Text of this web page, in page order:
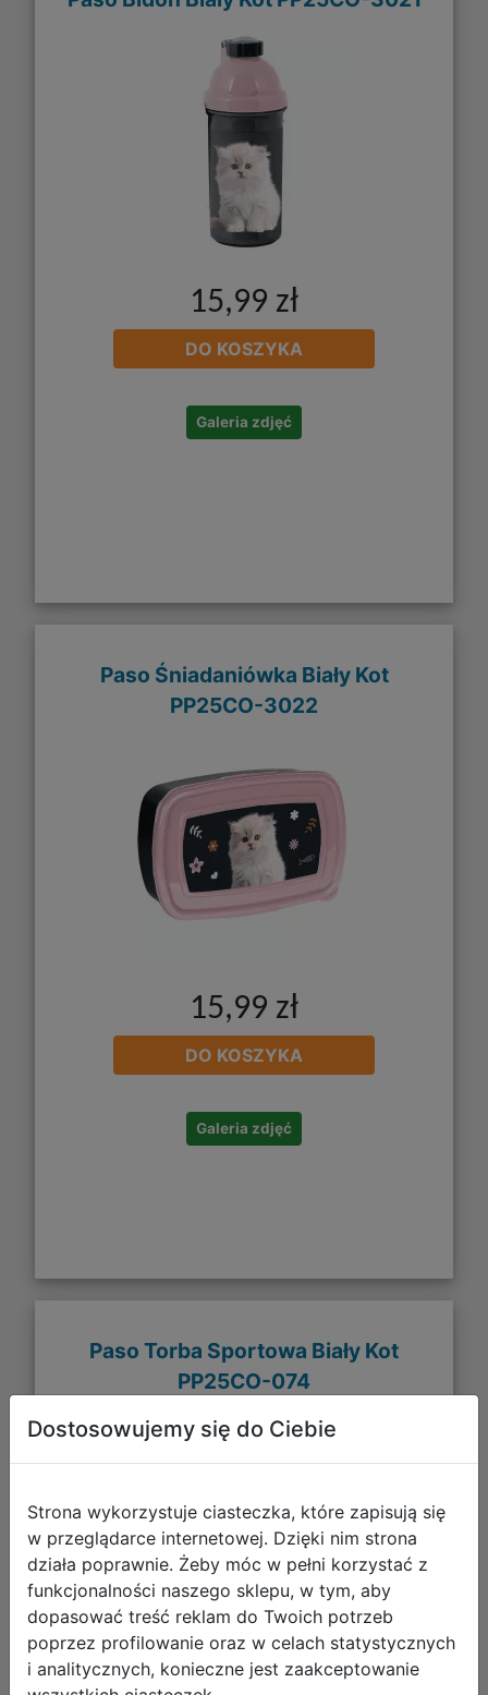
15,99 zł
DO KOSZYKA
Galeria zdjęć
Paso Śniadaniówka Biały Kot
PP25CO-3022
15,99 zł
DO KOSZYKA
Galeria zdjęć
Paso Torba Sportowa Biały Kot
PP25CO-074
30,79 zł
Dostosowujemy się do Ciebie
Strona wykorzystuje ciasteczka, które zapisują się
w przeglądarce internetowej. Dzięki nim strona
działa poprawnie. Żeby móc w pełni korzystać z
funkcjonalności naszego sklepu, w tym, aby
dopasować treść reklam do Twoich potrzeb
poprzez profilowanie oraz w celach statystycznych
i analitycznych, konieczne jest zaakceptowanie